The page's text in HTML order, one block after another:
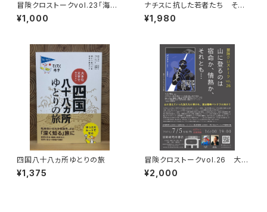
冒険クロストークvol.23「海か
ら目指す、世界最高峰」録画視聴
権
¥1,000
ナチスに抗した若者たち その
生き方を問う
¥1,980
四国八十八ヵ所ゆとりの旅
¥1,375
冒険クロストークvol.26 大石
明弘「山に登るのは 宿命か、情
熱か、それとも…」録画視聴権
¥2,000